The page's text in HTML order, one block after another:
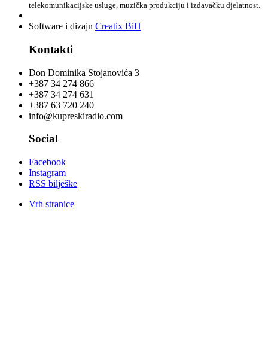
telekomunikacijske usluge, muzička produkciju i izdavačku djelatnost.
Software i dizajn Creatix BiH
Kontakti
Don Dominika Stojanovića 3
+387 34 274 866
+387 34 274 631
+387 63 720 240
info@kupreskiradio.com
Social
Facebook
Instagram
RSS bilješke
Vrh stranice